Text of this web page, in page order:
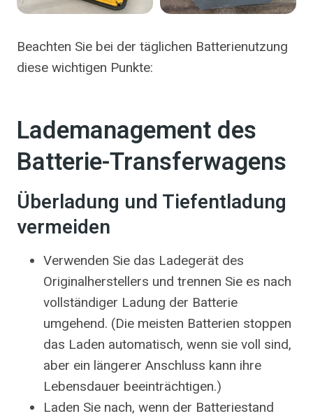
Beachten Sie bei der täglichen Batterienutzung
diese wichtigen Punkte:
Lademanagement des
Batterie-Transferwagens
Überladung und Tiefentladung
vermeiden
Verwenden Sie das Ladegerät des
Originalherstellers und trennen Sie es nach
vollständiger Ladung der Batterie
umgehend. (Die meisten Batterien stoppen
das Laden automatisch, wenn sie voll sind,
aber ein längerer Anschluss kann ihre
Lebensdauer beeinträchtigen.)
Laden Sie nach, wenn der Batteriestand